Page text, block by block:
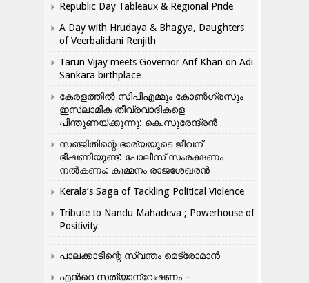
Republic Day Tableaux & Regional Pride
A Day with Hrudaya & Bhagya, Daughters
of Veerbalidani Renjith
Tarun Vijay meets Governor Arif Khan on Adi
Sankara birthplace
കേരളത്തിൽ സിപിഎമ്മും കോൺ​ഗ്രസും
ഇസ്ലാമിക തീവ്രവാദികളെ
പിന്തുണയ്ക്കുന്നു: കെ.സുരേന്ദ്രൻ
സഞ്ജിതിന്റെ ഭാര്യയുടെ ജീവന്
ഭീഷണിയുണ്ട്: പോലീസ് സംരക്ഷണം
നൽകണം: കുമ്മനം രാജശേഖരൻ
Kerala’s Saga of Tackling Political Violence
Tribute to Nandu Mahadeva ; Powerhouse of
Positivity
പാലക്കാടിന്റെ സ്വന്തം മെട്രോമാൻ
എന്‍റെ സത്യാന്വേഷണം –